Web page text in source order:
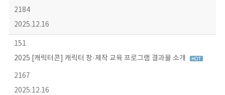
2184
2025.12.16
151
2025 [캐릭터콘] 캐릭터 창·제작 교육 프로그램 결과물 소개
2167
2025.12.16